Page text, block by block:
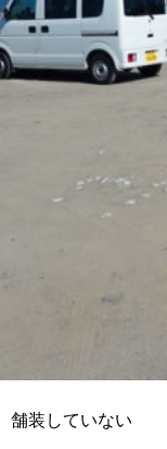
舗装していない